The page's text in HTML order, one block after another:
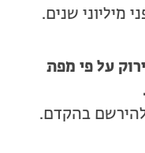
מיליוני שנים.
על פי מפת
בהקדם.